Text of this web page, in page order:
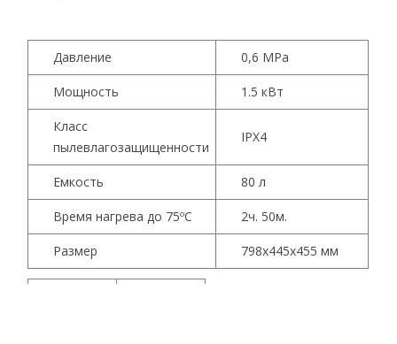
Давление 0,6 МРа
Мощность 1.5 кВт
Класс
пылевлагозащищенности
IPX4
Емкость 80 л
Время нагрева до 75ºС 2ч. 50м.
Размер 798x445x455 мм